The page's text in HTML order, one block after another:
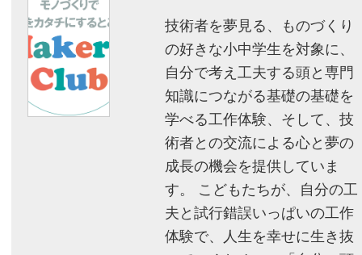
技術者を夢見る、ものづくり
の好きな小中学生を対象に、
自分で考え工夫する頭と専門
知識につながる基礎の基礎を
学べる工作体験、そして、技
術者との交流による心と夢の
成長の機会を提供していま
す。 こどもたちが、自分の工
夫と試行錯誤いっぱいの工作
体験で、人生を幸せに生き抜